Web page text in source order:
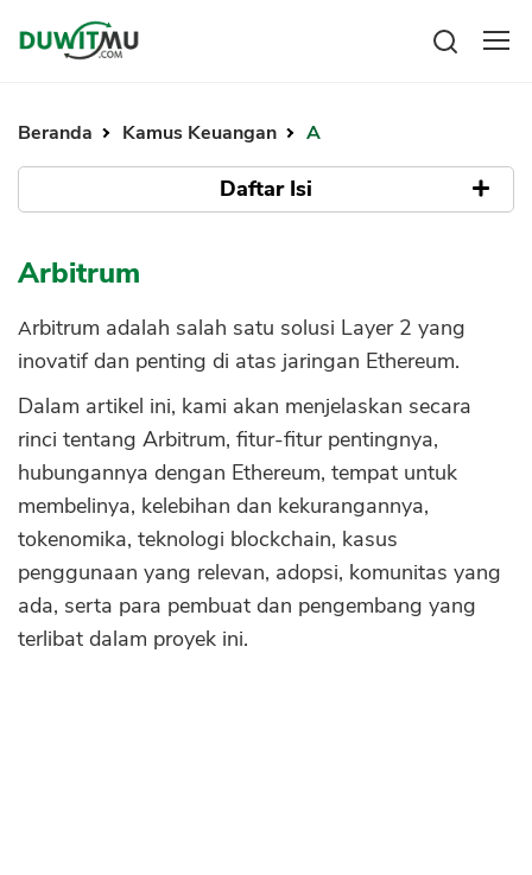
Investasi
Pengeluaran
Asuransi
Mengelola keuangan
Kartu Kredit
KPR
Pinjaman Online
Hutang
Pinjaman
Kartu Kredit
KTA
Kredit Usaha
Pinjaman Online
Broker Forex
Bank Digital
Crypto
Beranda Kamus Keuangan A
Daftar Isi
1. Peningkaatan Scalability
2. Kecepatan Transaksi yang Tinggi
3. Kompatibilitas dengan Ekosistem
Ethereum
Hubungan dengan Ethereum
Tempat Membeli Arbitrum
Kelebihan Arbitrum
Kekurangan Arbitrum
Arbitrum
Arbitrum adalah salah satu solusi Layer 2 yang
inovatif dan penting di atas jaringan Ethereum.
Dalam artikel ini, kami akan menjelaskan secara
rinci tentang Arbitrum, fitur-fitur pentingnya,
hubungannya dengan Ethereum, tempat untuk
membelinya, kelebihan dan kekurangannya,
tokenomika, teknologi blockchain, kasus
penggunaan yang relevan, adopsi, komunitas yang
ada, serta para pembuat dan pengembang yang
terlibat dalam proyek ini.